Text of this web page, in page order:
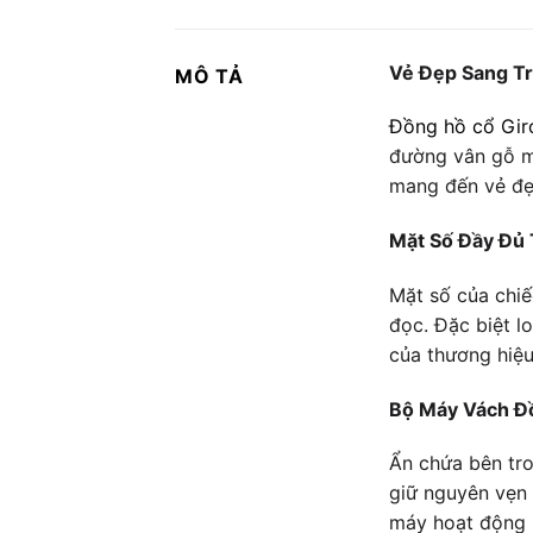
MÔ TẢ Vẻ Đẹp Sang
Đồng hồ cổ
đường vân gỗ
mang đến vẻ
Mặt Số Đầy Đủ
Mặt số của
đọc. Đặc biệt
của thương
Bộ Máy Vách
Ẩn chứa bên
giữ nguyên
máy hoạt động